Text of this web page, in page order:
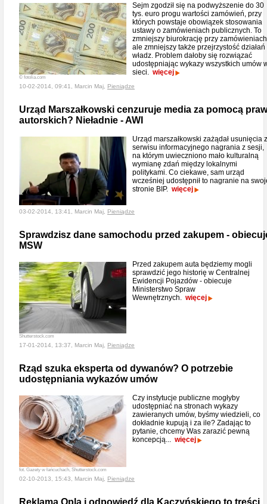
© fotolia.com
Sejm zgodził się na podwyższenie do 30
tys. euro progu wartości zamówień, przy
których powstaje obowiązek stosowania
ustawy o zamówieniach publicznych. To
zmniejszy biurokrację przy
ale zmniejszy także przejrzystość działań
władz. Problem dałoby się rozwiązać
udostępniając wykazy wszystkich umów
sieci. więcej
10-02-2014, 09:41, Marcin Maj, Pieniądze
Urząd Marszałkowski cenzuruje media za pomocą praw
autorskich? Nieładnie - AWI
Urząd marszałkowski zażądał usunięcia z
serwisu informacyjnego nagrania z sesji,
na którym uwieczniono mało kulturalną
wymianę zdań między lokalnymi
politykami. Co ciekawe, sam urząd
wcześniej udostępnił to nagranie na
stronie BIP. więcej
03-02-2014, 13:41, Marcin Maj, Pieniądze
Sprawdzisz dane samochodu przed zakupem -
MSW
Shutterstock.com
Przed zakupem auta będziemy mogli
sprawdzić jego historię w Centralnej
Ewidencji Pojazdów - obiecuje
Ministerstwo Spraw
Wewnętrznych. więcej
17-01-2014, 13:37, Marcin Maj, Pieniądze
Rząd szuka eksperta od dywanów? O potrzebie
udostępniania wykazów umów
fot. Gazety w łańcuchach, Shutterstock.com
Czy instytucje publiczne mogłyby
udostępniać na stronach wykazy
zawieranych umów, byśmy wiedzieli, co
dokładnie kupują i za ile? Zadając to
pytanie, chcemy Was zarazić pewną
koncepcją... więcej
02-10-2013, 15:43, Marcin Maj, Pieniądze
Reklama Opla i odpowiedź dla Kaczyńskiego to treści